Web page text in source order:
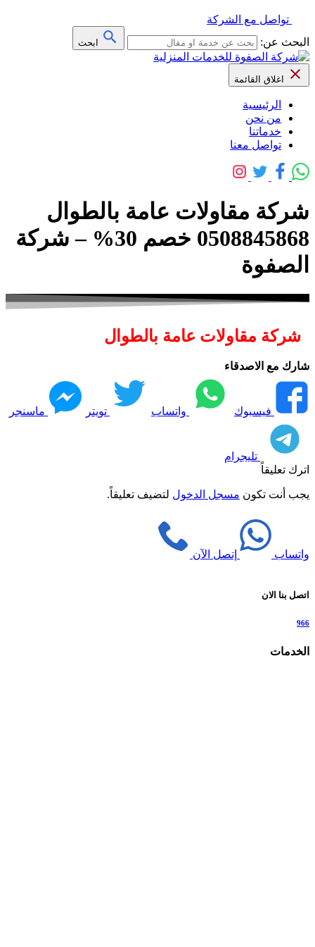
تواصل مع الشركة
البحث عن:
ابحث
اغلاق القائمة
الرئيسية
من نحن
خدماتنا
تواصل معنا
شركة مقاولات عامة بالطوال
0508845868 خصم 30% – شركة
الصفوة
شركة مقاولات عامة بالطوال
شارك مع الاصدقاء
فيسبوك واتساب تويتر ماسنجر
تليجرام
اترك تعليقاً
يجب أنت تكون مسجل الدخول لتضيف تعليقاً.
واتساب إتصل الآن
اتصل بنا الان
966
الخدمات